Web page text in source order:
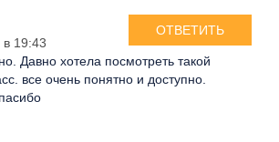
19:43
Давно хотела посмотреть такой
все очень понятно и доступно.
ОТВЕТИТЬ